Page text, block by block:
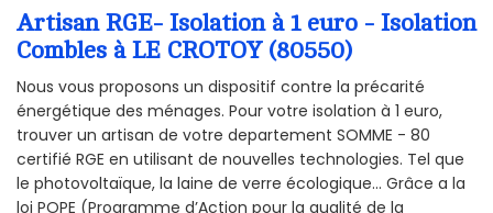
Artisan RGE- Isolation à 1 euro - Isolation
Combles à LE CROTOY (80550)
Nous vous proposons un dispositif contre la précarité
énergétique des ménages. Pour votre isolation à 1 euro,
trouver un artisan de votre departement SOMME - 80
certifié RGE en utilisant de nouvelles technologies. Tel que
le photovoltaïque, la laine de verre écologique... Grâce a la
loi POPE (Programme d’Action pour la qualité de la